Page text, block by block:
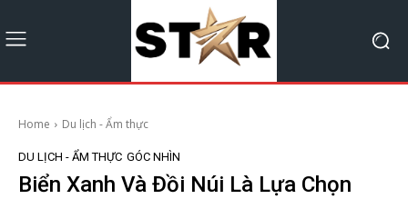
Home Du lịch - Ẩm thực
DU LỊCH - ẨM THỰC GÓC NHÌN
Biển Xanh Và Đồi Núi Là Lựa Chọn